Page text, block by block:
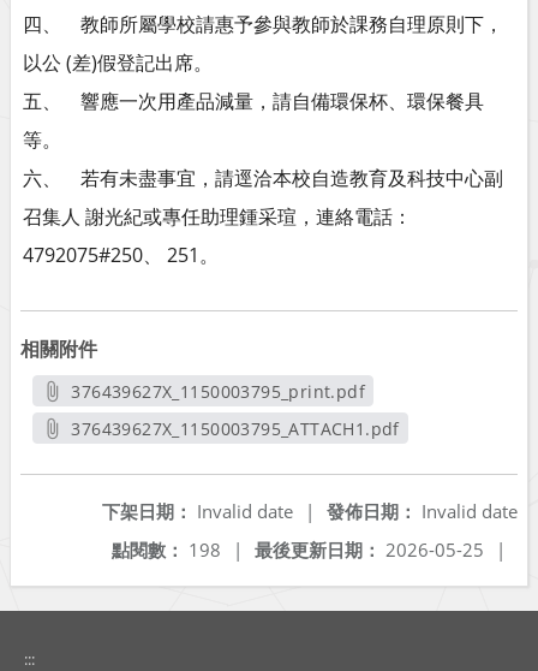
四、 教師所屬學校請惠予參與教師於課務自理原則下，
以公 (差)假登記出席。
五、 響應一次用產品減量，請自備環保杯、環保餐具
等。
六、 若有未盡事宜，請逕洽本校自造教育及科技中心副
召集人 謝光紀或專任助理鍾采瑄，連絡電話：
4792075#250、 251。
相關附件
376439627X_1150003795_print.pdf
另開新視窗
376439627X_1150003795_ATTACH1.pdf
發佈日期： Invalid date
下架日期： Invalid date
|
最後更新日期： 2026-05-25 |
點閱數： 198 |
:::